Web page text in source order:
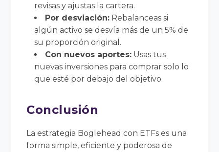
revisas y ajustas la cartera.
Por desviación: Rebalanceas si
algún activo se desvía más de un 5% de
su proporción original.
Con nuevos aportes: Usas tus
nuevas inversiones para comprar solo lo
que esté por debajo del objetivo.
Conclusión
La estrategia Boglehead con ETFs es una
forma simple, eficiente y poderosa de